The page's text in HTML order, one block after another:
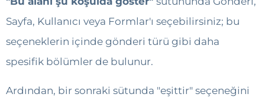
Sayfa, Kullanıcı veya Formlar'ı seçebilirsiniz; bu
seçeneklerin içinde gönderi türü gibi daha
spesifik bölümler de bulunur.
Ardından, bir sonraki sütunda "eşittir" seçeneğini